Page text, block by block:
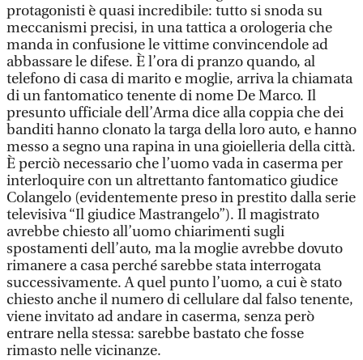
protagonisti è quasi incredibile: tutto si snoda su
meccanismi precisi, in una tattica a orologeria che
manda in confusione le vittime convincendole ad
abbassare le difese. È l’ora di pranzo quando, al
telefono di casa di marito e moglie, arriva la chiamata
di un fantomatico tenente di nome De Marco. Il
presunto ufficiale dell’Arma dice alla coppia che dei
banditi hanno clonato la targa della loro auto, e hanno
messo a segno una rapina in una gioielleria della città.
È perciò necessario che l’uomo vada in caserma per
interloquire con un altrettanto fantomatico giudice
Colangelo (evidentemente preso in prestito dalla serie
televisiva “Il giudice Mastrangelo”). Il magistrato
avrebbe chiesto all’uomo chiarimenti sugli
spostamenti dell’auto, ma la moglie avrebbe dovuto
rimanere a casa perché sarebbe stata interrogata
successivamente. A quel punto l’uomo, a cui è stato
chiesto anche il numero di cellulare dal falso tenente,
viene invitato ad andare in caserma, senza però
entrare nella stessa: sarebbe bastato che fosse
rimasto nelle vicinanze.